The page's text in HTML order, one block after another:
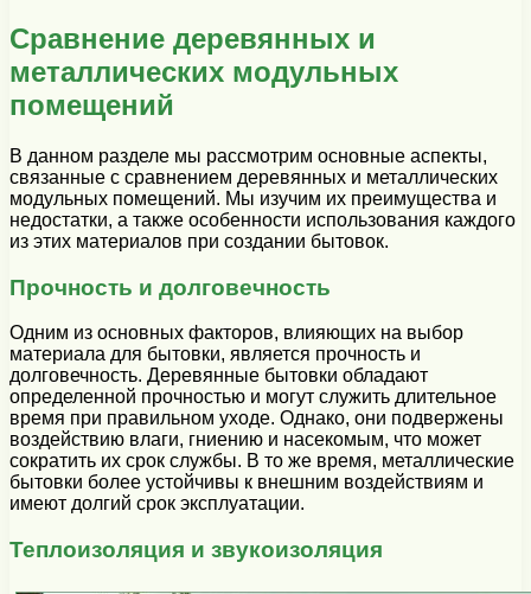
Сравнение деревянных и
металлических модульных
помещений
В данном разделе мы рассмотрим основные аспекты,
связанные с сравнением деревянных и металлических
модульных помещений. Мы изучим их преимущества и
недостатки, а также особенности использования каждого
из этих материалов при создании бытовок.
Прочность и долговечность
Одним из основных факторов, влияющих на выбор
материала для бытовки, является прочность и
долговечность. Деревянные бытовки обладают
определенной прочностью и могут служить длительное
время при правильном уходе. Однако, они подвержены
воздействию влаги, гниению и насекомым, что может
сократить их срок службы. В то же время, металлические
бытовки более устойчивы к внешним воздействиям и
имеют долгий срок эксплуатации.
Теплоизоляция и звукоизоляция